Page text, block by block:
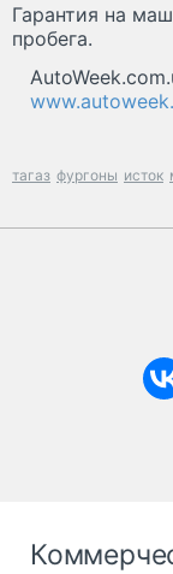
Гарантия на
пробега.
тагаз фургоны исток